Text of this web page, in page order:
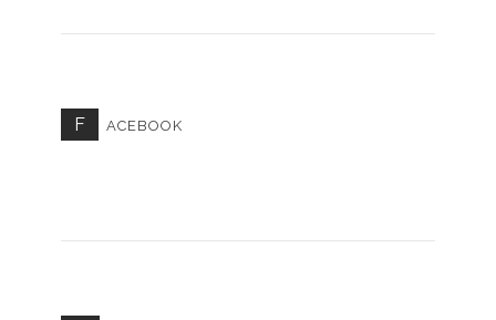
F ACEBOOK